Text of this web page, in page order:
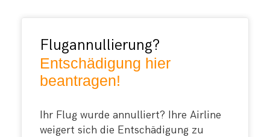
Flugannullierung?
Entschädigung hier
beantragen!
Ihr Flug wurde annulliert? Ihre Airline
weigert sich die Entschädigung zu